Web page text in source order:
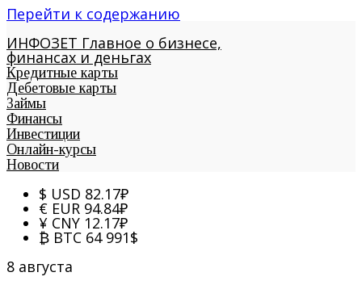
Перейти к содержанию
ИНФОЗЕТ Главное о бизнесе,
финансах и деньгах
Кредитные карты
Дебетовые карты
Займы
Финансы
Инвестиции
Онлайн-курсы
Новости
$ USD 82.17₽
€ EUR 94.84₽
¥ CNY 12.17₽
₿ BTC 64 991$
8 августа